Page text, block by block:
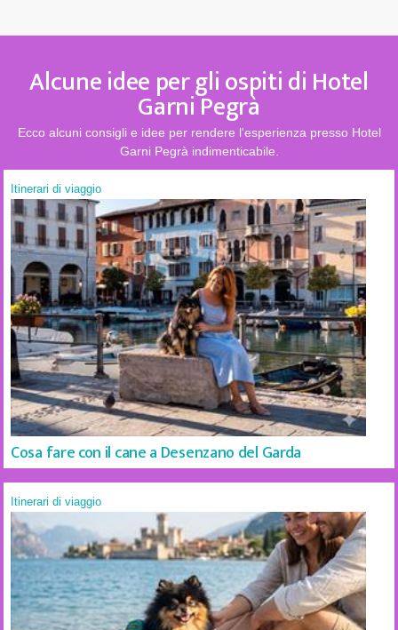
Alcune idee per gli ospiti di Hotel
Garni Pegrà
Ecco alcuni consigli e idee per rendere l'esperienza presso Hotel
Garni Pegrà indimenticabile.
Itinerari di viaggio
Cosa fare con il cane a Desenzano del Garda
Itinerari di viaggio